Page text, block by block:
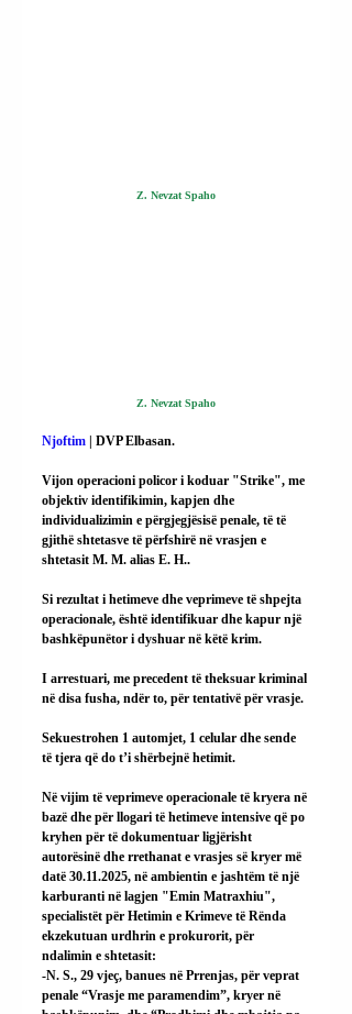
Z. Nevzat Spaho
Z. Nevzat Spaho
Njoftim | DVP Elbasan.
Vijon operacioni policor i koduar "Strike", me
objektiv identifikimin, kapjen dhe
individualizimin e përgjegjësisë penale, të të
gjithë shtetasve të përfshirë në vrasjen e
shtetasit M. M. alias E. H..
Si rezultat i hetimeve dhe veprimeve të shpejta
operacionale, është identifikuar dhe kapur një
bashkëpunëtor i dyshuar në këtë krim.
I arrestuari, me precedent të theksuar kriminal
në disa fusha, ndër to, për tentativë për vrasje.
Sekuestrohen 1 automjet, 1 celular dhe sende
të tjera që do t’i shërbejnë hetimit.
Në vijim të veprimeve operacionale të kryera në
bazë dhe për llogari të hetimeve intensive që po
kryhen për të dokumentuar ligjërisht
autorësinë dhe rrethanat e vrasjes së kryer më
datë 30.11.2025, në ambientin e jashtëm të një
karburanti në lagjen "Emin Matraxhiu",
specialistët për Hetimin e Krimeve të Rënda
ekzekutuan urdhrin e prokurorit, për
ndalimin e shtetasit:
-N. S., 29 vjeç, banues në Prrenjas, për veprat
penale “Vrasje me paramendim”, kryer në